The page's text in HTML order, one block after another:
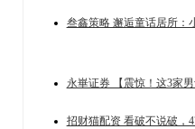
叁鑫策略 邂逅童话居所：
永崋证券 【震惊！这3家
招财猫配资 看破不说破，